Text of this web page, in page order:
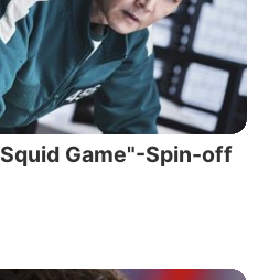
Game"-Spin-off